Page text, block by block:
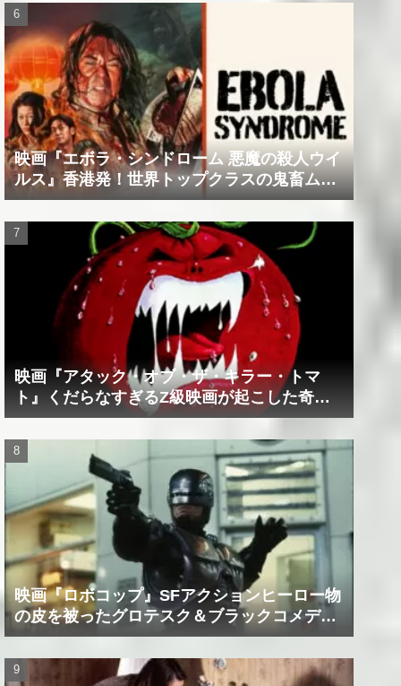
映画『エボラ・シンドローム 悪魔の殺人ウイ
ルス』香港発！世界トップクラスの鬼畜ムー
ビー！！
映画『アタック・オブ・ザ・キラー・トマ
ト』くだらなすぎるZ級映画が起こした奇跡
の数々！？
映画『ロボコップ』SFアクションヒーロー物
の皮を被ったグロテスク＆ブラックコメデ
ィ！？